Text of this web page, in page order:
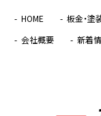
HOME 板金・塗
会社概要
新着